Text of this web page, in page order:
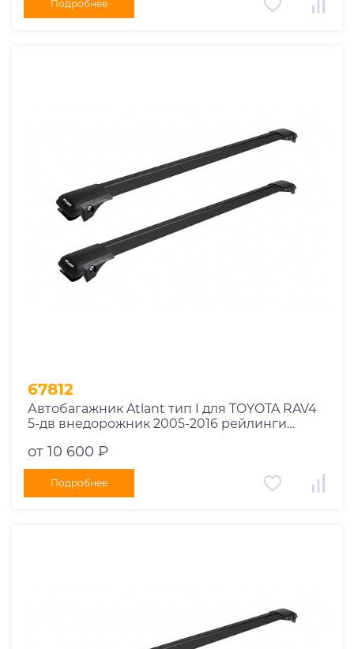
Подробнее
67812
Автобагажник Atlant тип I для TOYOTA RAV4
5-дв внедорожник 2005-2016 рейлинги
от 10 600 ₽
Подробнее